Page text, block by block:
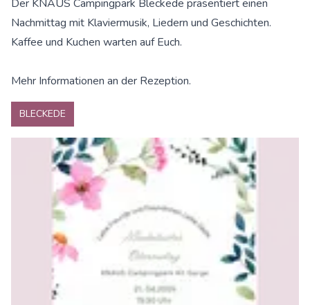
Der KNAUS Campingpark Bleckede präsentiert einen
Nachmittag mit Klaviermusik, Liedern und Geschichten.
Kaffee und Kuchen warten auf Euch.
Mehr Informationen an der Rezeption.
BLECKEDE